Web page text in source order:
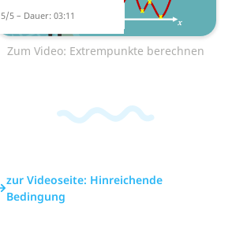
Zum Video: Extrempunkte berechnen
zur Videoseite: Hinreichende
Bedingung
5/5 – Dauer: 03:11